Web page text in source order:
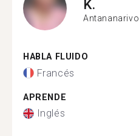
K.
Antananarivo
HABLA FLUIDO
Francés
APRENDE
Inglés